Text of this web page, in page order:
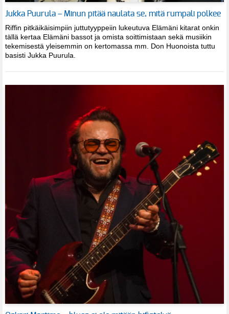
Jukka Puurula – Minun pitää naulata se, mitä rumpali polkee
Riffin pitkäikäisimpiin juttutyyppeiin lukeutuva Elämäni kitarat onkin
tällä kertaa Elämäni bassot ja omista soittimistaan sekä musiikin
tekemisestä yleisemmin on kertomassa mm. Don Huonoista tuttu
basisti Jukka Puurula.